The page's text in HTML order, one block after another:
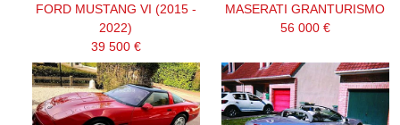
FORD MUSTANG VI (2015 -
2022)
39 500 €
MASERATI GRANTURISMO
56 000 €